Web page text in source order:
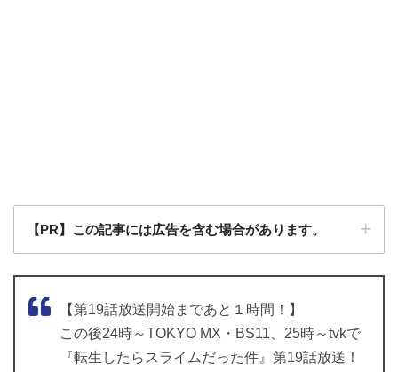
【PR】この記事には広告を含む場合があります。
【第19話放送開始まであと１時間！】
この後24時～TOKYO MX・BS11、25時～tvkで
『転生したらスライムだった件』第19話放送！